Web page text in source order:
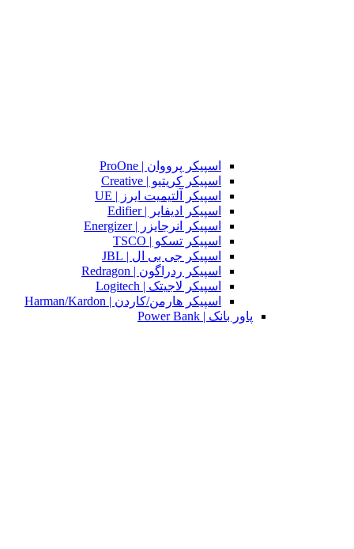
اسپیکر پرووان | ProOne
اسپیکر کریتیو | Creative
اسپیکر آلتیمیت ایرز | UE
اسپیکر ادیفایر | Edifier
اسپیکر انرجایزر | Energizer
اسپیکر تسکو | TSCO
اسپیکر جی بی ال | JBL
اسپیکر ردراگون | Redragon
اسپیکر لاجیتک | Logitech
اسپیکر هارمن/کاردن | Harman/Kardon
پاور بانک | Power Bank